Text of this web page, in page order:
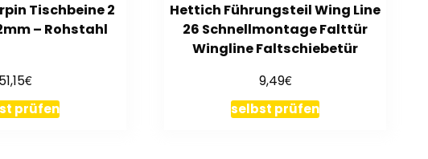
Tischbeine 2
– Rohstahl
51,15€
prüfen
Hettich Führungsteil Wing Line
26 Schnellmontage Falttür
Wingline Faltschiebetür
9,49€
selbst prüfen